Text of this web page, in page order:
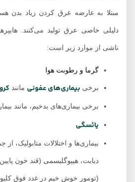
مبتلا به عارضه عرق کردن زیاد بدن
دلیلی خاصی عرق تولید می‌کنند.
ناشی از موارد زیر است:
گرما و رطوبت هوا
برخیبیماری‌های عفونیمانند کرونا و
برخی بیماری‌های بدخیم، مانند بیماری
یائسگی
بیماری‌ها و اختلالات متابولیک، از جمله
دیابت، هیپوگلیسمی (قند خون پایین)،
(تومور خوش خیم در غدد فوق کلیوی)،